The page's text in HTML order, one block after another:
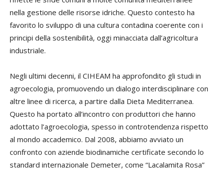
nella gestione delle risorse idriche. Questo contesto ha
favorito lo sviluppo di una cultura contadina coerente con i
principi della sostenibilità, oggi minacciata dall’agricoltura
industriale.
Negli ultimi decenni, il CIHEAM ha approfondito gli studi in
agroecologia, promuovendo un dialogo interdisciplinare con
altre linee di ricerca, a partire dalla Dieta Mediterranea.
Questo ha portato all’incontro con produttori che hanno
adottato l’agroecologia, spesso in controtendenza rispetto
al mondo accademico. Dal 2008, abbiamo avviato un
confronto con aziende biodinamiche certificate secondo lo
standard internazionale Demeter, come “Lacalamita Rosa”